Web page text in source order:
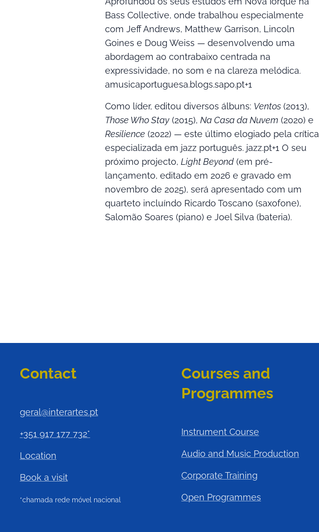
Bass Collective, onde trabalhou especialmente
com Jeff Andrews, Matthew Garrison, Lincoln
Goines e Doug Weiss — desenvolvendo uma
abordagem ao contrabaixo centrada na
expressividade, no som e na clareza melódica.
amusicaportuguesa.blogs.sapo.pt+1
Como líder, editou diversos álbuns: Ventos (2013),
Those Who Stay (2015), Na Casa da Nuvem (2020) e
Resilience (2022) — este último elogiado pela crítica
especializada em jazz português. jazz.pt+1 O seu
próximo projecto, Light Beyond (em pré-
lançamento, editado em 2026 e gravado em
novembro de 2025), será apresentado com um
quarteto incluíndo Ricardo Toscano (saxofone),
Salomão Soares (piano) e Joel Silva (bateria).
Contact
geral@interartes.pt
+351 917 177 732*
Location
Book a visit
*chamada rede móvel nacional
Courses and
Programmes
Instrument Course
Audio and Music Production
Corporate Training
Open Programmes